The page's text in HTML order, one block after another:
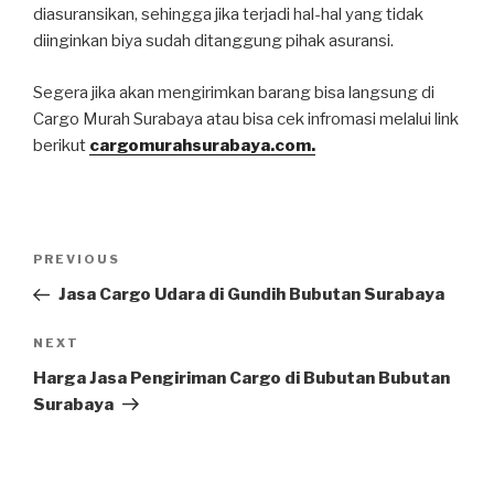
diasuransikan, sehingga jika terjadi hal-hal yang tidak
diinginkan biya sudah ditanggung pihak asuransi.
Segera jika akan mengirimkan barang bisa langsung di
Cargo Murah Surabaya atau bisa cek infromasi melalui link
berikut cargomurahsurabaya.com.
PREVIOUS
Jasa Cargo Udara di Gundih Bubutan Surabaya
NEXT
Harga Jasa Pengiriman Cargo di Bubutan Bubutan
Surabaya